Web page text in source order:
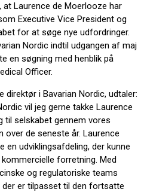
at Laurence de Moerlooze har
Executive Vice President og
for at søge nye udfordringer.
Nordic indtil udgangen af maj
en søgning med henblik på
Officer.
direktør i Bavarian Nordic, udtaler:
vil jeg gerne takke Laurence
selskabet gennem vores
de seneste år. Laurence
en udviklingsafdeling, der kunne
forretning. Med
og regulatoriske teams
er tilpasset til den fortsatte